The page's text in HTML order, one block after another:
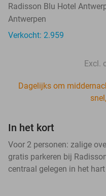
Radisson Blu Hotel
Antwerpen
Verkocht: 2.959
Excl.
Dagelijks om
In het kort
Voor 2 personen: zalige
gratis parkeren bij
centraal gelegen in het